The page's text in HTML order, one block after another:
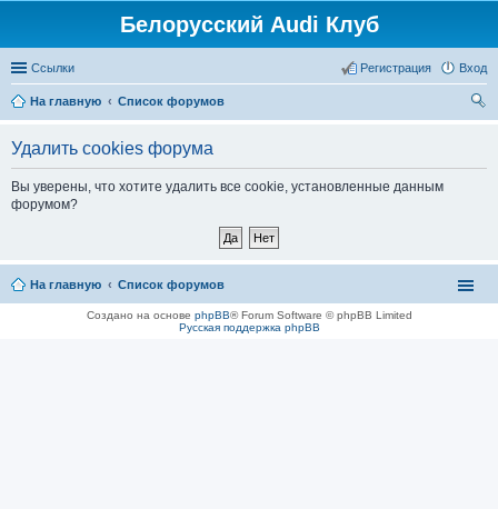
Белорусский Audi Клуб
Ссылки Вход
Регистрация
На главную
Список форумов
Удалить cookies форума
Вы уверены, что хотите удалить все cookie, установленные данным
форумом?
На главную Список форумов
Создано на основе phpBB® Forum Software © phpBB Limited
Русская поддержка phpBB